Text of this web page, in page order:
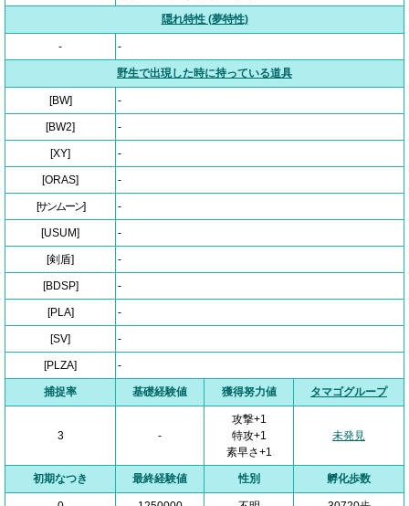
隠れ特性 (夢特性)
- -
野生で出現した時に持っている道具
[BW] -
[BW2] -
[XY] -
[ORAS] -
[サンムーン] -
[USUM] -
[剣盾] -
[BDSP] -
[PLA] -
[SV] -
[PLZA] -
捕捉率 基礎経験値 獲得努力値 タマゴグループ
3 -
攻撃+1
特攻+1
素早さ+1
未発見
初期なつき 最終経験値 性別 孵化歩数